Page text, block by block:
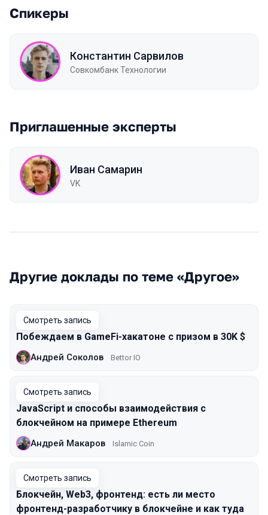
Спикеры
Константин Сарвилов
Совкомбанк Технологии
Приглашенные эксперты
Иван Самарин
VK
Другие доклады по теме «Другое»
Смотреть запись
Побеждаем в GameFi-хакатоне с призом в 30K $
Андрей Соколов Bettor IO
Смотреть запись
JavaScript и способы взаимодействия с
блокчейном на примере Ethereum
Андрей Макаров Islamic Coin
Смотреть запись
Блокчейн, Web3, фронтенд: есть ли место
фронтенд-разработчику в блокчейне и как туда